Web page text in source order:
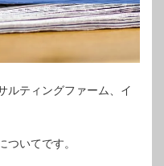
ルティングファーム、イ
いてです。